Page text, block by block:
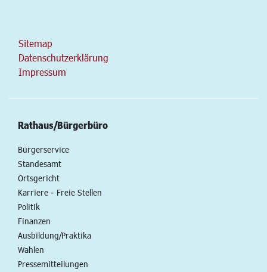
Sitemap
Datenschutzerklärung
Impressum
Rathaus/Bürgerbüro
Bürgerservice
Standesamt
Ortsgericht
Karriere - Freie Stellen
Politik
Finanzen
Ausbildung/Praktika
Wahlen
Pressemitteilungen